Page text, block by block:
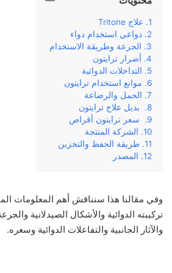
علاج Tritone
دواعي استخدام دواء
الجرعة وطريقة الاستخدام
أضرار ترايتون
التداخلات الدوائية
موانع استخدام ترايتون
الحمل والرضاعة
بديل علاج ترايتون
سعر ترايتون أقراص
الشركة المنتجة
طريقة الحفظ والتخزين
المصدر
تركيبته‌ ‌الدوائية‌ والأشكال الصيدلانية
‌والآثار‌ ‌الجانبية‌ ‌والتفاعلات الدوائية وسعره‌.